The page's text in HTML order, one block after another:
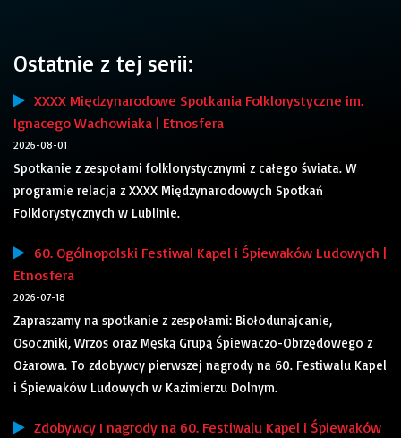
Ostatnie z tej serii:
XXXX Międzynarodowe Spotkania Folklorystyczne im.
Ignacego Wachowiaka | Etnosfera
2026-08-01
Spotkanie z zespołami folklorystycznymi z całego świata. W
programie relacja z XXXX Międzynarodowych Spotkań
Folklorystycznych w Lublinie.
60. Ogólnopolski Festiwal Kapel i Śpiewaków Ludowych |
Etnosfera
2026-07-18
Zapraszamy na spotkanie z zespołami: Biołodunajcanie,
Osoczniki, Wrzos oraz Męską Grupą Śpiewaczo-Obrzędowego z
Ożarowa. To zdobywcy pierwszej nagrody na 60. Festiwalu Kapel
i Śpiewaków Ludowych w Kazimierzu Dolnym.
Zdobywcy I nagrody na 60. Festiwalu Kapel i Śpiewaków